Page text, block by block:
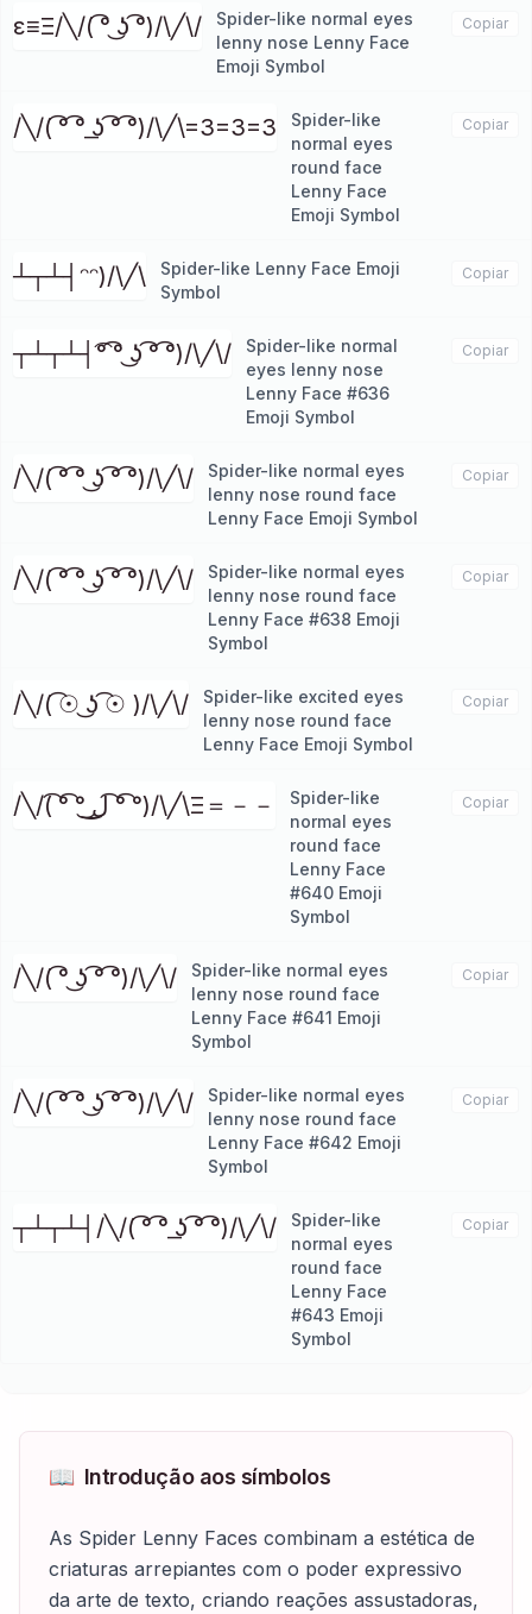
ε≡Ξ/╲/( ͡° ͜ʖ ͡°)/\╱\/
Spider-like normal eyes
lenny nose Lenny Face
Emoji Symbol
Copiar
/╲/( ͡° ͡° ͟ʖ ͡° ͡°)/\╱\=3=3=3
Spider-like
normal eyes
round face
Lenny Face
Emoji Symbol
Copiar
┴┬┴┤ᵔᵔ)/\╱\
Spider-like Lenny Face Emoji
Symbol
Copiar
┬┴┬┴┤͡° ͡° ͜ʖ ͡° ͡°)/\╱\/
Spider-like normal
eyes lenny nose
Lenny Face #636
Emoji Symbol
Copiar
/╲/( ͡° ͡° ͜ʖ ͡° ͡°)/\╱\/
Spider-like normal eyes
lenny nose round face
Lenny Face Emoji Symbol
Copiar
/╲/( ͡° ͡° ͜ʖ ͡° ͡°)/\╱\/
Spider-like normal eyes
lenny nose round face
Lenny Face #638 Emoji
Symbol
Copiar
/╲/( ͡☉ ͜ʖ ͡☉ )/\╱\/
Spider-like excited eyes
lenny nose round face
Lenny Face Emoji Symbol
Copiar
/╲/( ͡° ͡° ͜ل͜ ͡° ͡°)/\╱\Ξ＝－－
Spider-like
normal eyes
round face
Lenny Face
#640 Emoji
Symbol
Copiar
/╲/( ͡° ͜ʖ ͡° ͡°)/\╱\/
Spider-like normal eyes
lenny nose round face
Lenny Face #641 Emoji
Symbol
Copiar
/╲/( ͡° ͡° ͜ʖ ͡° ͡°)/\╱\/
Spider-like normal eyes
lenny nose round face
Lenny Face #642 Emoji
Symbol
Copiar
┬┴┬┴┤/╲/( ͡° ͡° ͟ʖ ͡° ͡°)/\╱\/
Spider-like
normal eyes
round face
Lenny Face
#643 Emoji
Symbol
Copiar
📖 Introdução aos símbolos
As Spider Lenny Faces combinam a estética de
criaturas arrepiantes com o poder expressivo
da arte de texto, criando reações assustadoras,